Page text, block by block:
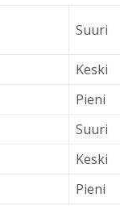
Suuri
Keski
Pieni
Suuri
Keski
Pieni